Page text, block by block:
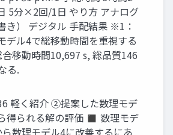
5分×2回/1日 やり方 アナログ
き） デジタル 手配結果 ※1：
デル4で総移動時間を重視する
合移動時間10,697 s, 総品質146
る.
軽く紹介 ②提案した数理モデ
得られる解の評価 ◼ 数理モデ